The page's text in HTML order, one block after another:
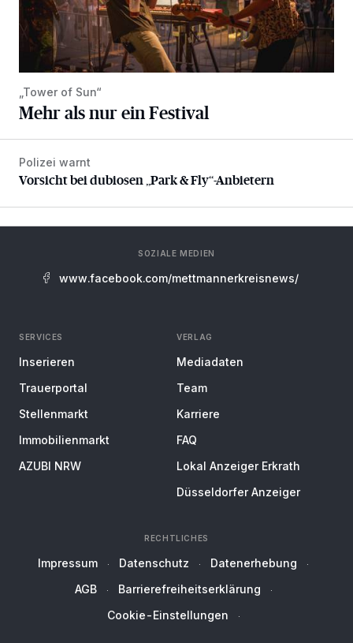
„Tower of Sun“
Mehr als nur ein Festival
Vorsicht bei dubiosen „Park & Fly“-Anbietern
Polizei warnt
Vorsicht bei dubiosen „Park & Fly“-Anbietern
SOZIALE MEDIEN
www.facebook.com/mettmannerkreisnews/
SERVICES
Inserieren
Trauerportal
Stellenmarkt
Immobilienmarkt
AZUBI NRW
VERLAG
Mediadaten
Team
Karriere
FAQ
Lokal Anzeiger Erkrath
Düsseldorfer Anzeiger
RECHTLICHES
Impressum Datenschutz
Datenerhebung
AGB
Barrierefreiheitserklärung
Cookie-Einstellungen